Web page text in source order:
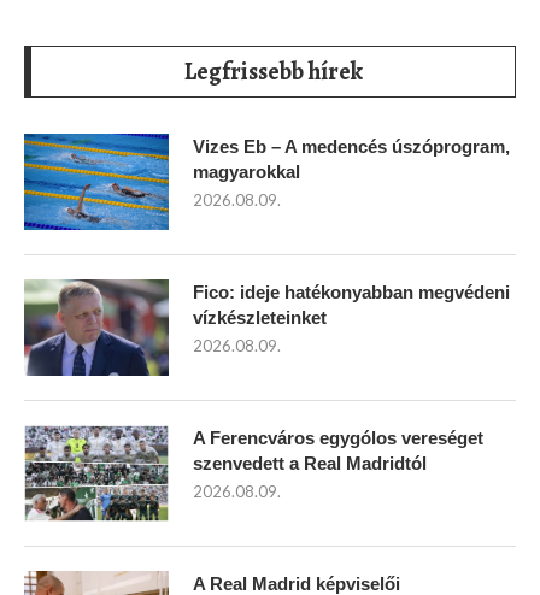
Legfrissebb hírek
Vizes Eb – A medencés úszóprogram,
magyarokkal
2026.08.09.
Fico: ideje hatékonyabban megvédeni
vízkészleteinket
2026.08.09.
A Ferencváros egygólos vereséget
szenvedett a Real Madridtól
2026.08.09.
A Real Madrid képviselői